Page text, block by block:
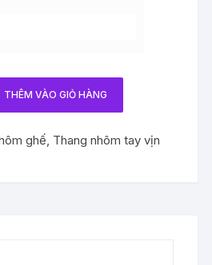
THÊM VÀO GIỎ HÀNG
ghế, Thang nhôm tay vịn